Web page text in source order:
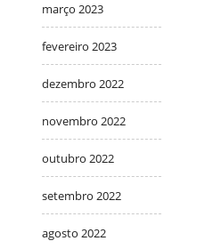
março 2023
fevereiro 2023
dezembro 2022
novembro 2022
outubro 2022
setembro 2022
agosto 2022